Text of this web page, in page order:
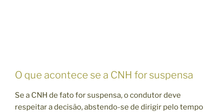
O que acontece se a CNH for suspensa
Se a CNH de fato for suspensa, o condutor deve
respeitar a decisão, abstendo-se de dirigir pelo tempo